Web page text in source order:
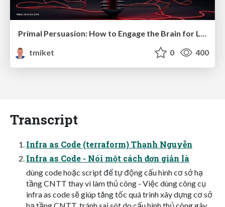
tmiket
0 400
Transcript
Infra as Code (terraform) Thạnh Nguyễn
Infra as Code - Nói một cách đơn giản là
dùng code hoặc script để tự động cấu hình cơ sở hạ
tầng CNTT thay vì làm thủ công - Việc dùng công cụ
infra as code sẽ giúp tăng tốc quá trình xây dựng cơ sở
hạ tầng CNTT, tránh sai sót do cấu hình thủ công gây